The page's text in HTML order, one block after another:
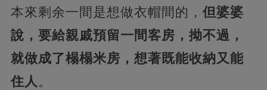
本來剩余一間是想做衣帽間的， 但婆婆
說，要給親戚預留一間客房，拗不過，
就做成了榻榻米房，想著既能收納又能
住人 。